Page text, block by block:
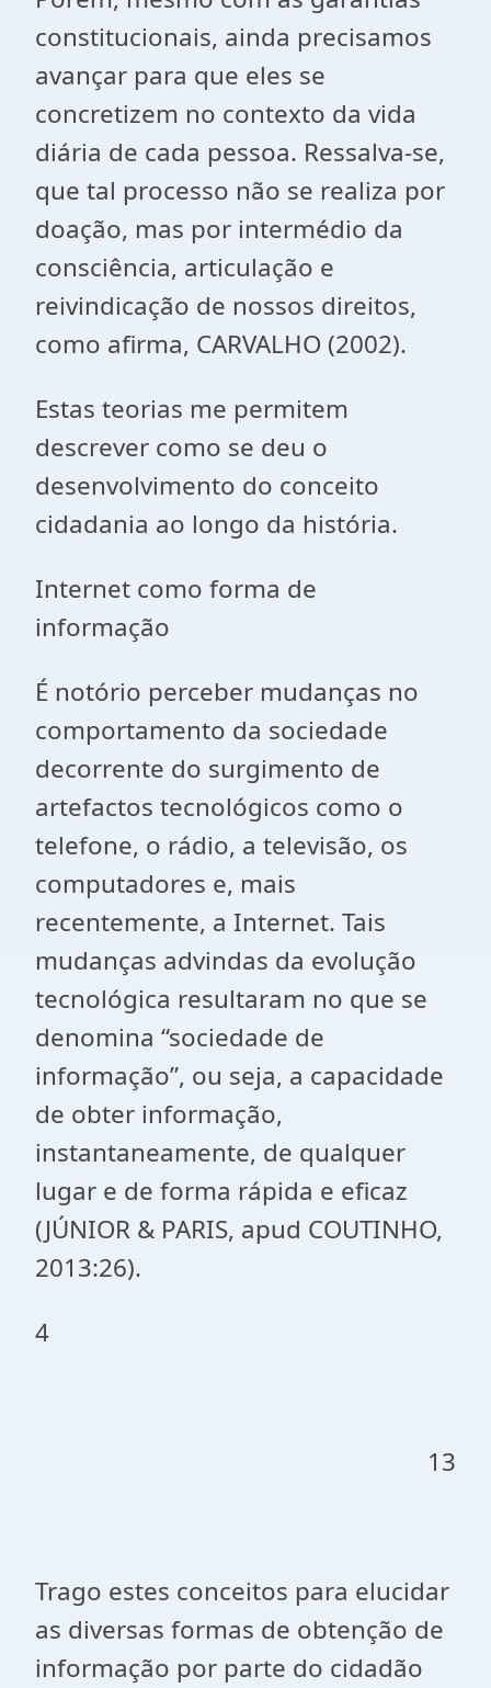
constitucionais, ainda precisamos
avançar para que eles se
concretizem no contexto da vida
diária de cada pessoa. Ressalva-se,
que tal processo não se realiza por
doação, mas por intermédio da
consciência, articulação e
reivindicação de nossos direitos,
como afirma, CARVALHO (2002).
Estas teorias me permitem
descrever como se deu o
desenvolvimento do conceito
cidadania ao longo da história.
Internet como forma de
informação
É notório perceber mudanças no
comportamento da sociedade
decorrente do surgimento de
artefactos tecnológicos como o
telefone, o rádio, a televisão, os
computadores e, mais
recentemente, a Internet. Tais
mudanças advindas da evolução
tecnológica resultaram no que se
denomina “sociedade de
informação”, ou seja, a capacidade
de obter informação,
instantaneamente, de qualquer
lugar e de forma rápida e eficaz
(JÚNIOR & PARIS, apud COUTINHO,
2013:26).
4
13
Trago estes conceitos para elucidar
as diversas formas de obtenção de
informação por parte do cidadão